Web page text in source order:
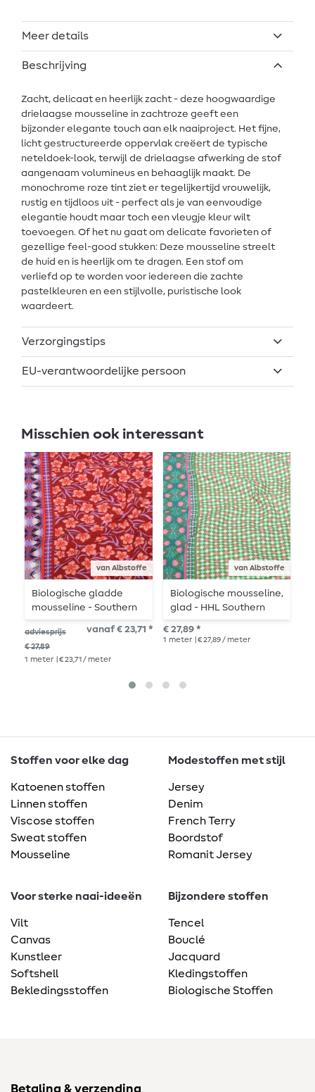
Meer details
Beschrijving
Zacht, delicaat en heerlijk zacht - deze hoogwaardige
drielaagse mousseline in zachtroze geeft een
bijzonder elegante touch aan elk naaiproject. Het fijne,
licht gestructureerde oppervlak creëert de typische
neteldoek-look, terwijl de drielaagse afwerking de stof
aangenaam volumineus en behaaglijk maakt. De
monochrome roze tint ziet er tegelijkertijd vrouwelijk,
rustig en tijdloos uit - perfect als je van eenvoudige
elegantie houdt maar toch een vleugje kleur wilt
toevoegen. Of het nu gaat om delicate favorieten of
gezellige feel-good stukken: Deze mousseline streelt
de huid en is heerlijk om te dragen. Een stof om
verliefd op te worden voor iedereen die zachte
pastelkleuren en een stijlvolle, puristische look
waardeert.
Verzorgingstips
EU-verantwoordelijke persoon
Misschien ook interessant
van Albstoffe
Biologische gladde
mousseline - Southern
Ease Bloom Drift Rood
adviesprijs
€ 27,89
vanaf € 23,71 *
1 meter | € 23,71 / meter
van Albstoffe
Biologische mousseline,
glad - HHL Southern
Ease Woven lichtgroen
€ 27,89 *
1 meter | € 27,89 / meter
Stoffen voor elke dag
Katoenen stoffen
Linnen stoffen
Viscose stoffen
Sweat stoffen
Mousseline
Modestoffen met stijl
Jersey
Denim
French Terry
Boordstof
Romanit Jersey
Voor sterke naai-ideeën
Vilt
Canvas
Kunstleer
Softshell
Bekledingsstoffen
Bijzondere stoffen
Tencel
Bouclé
Jacquard
Kledingstoffen
Biologische Stoffen
Betaling & verzending